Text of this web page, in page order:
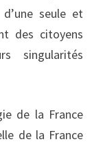
seule et
des citoyens
singularités
de la France
de la France